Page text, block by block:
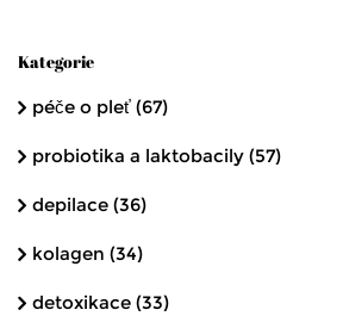
Kategorie
péče o pleť (67)
probiotika a laktobacily (57)
depilace (36)
kolagen (34)
detoxikace (33)